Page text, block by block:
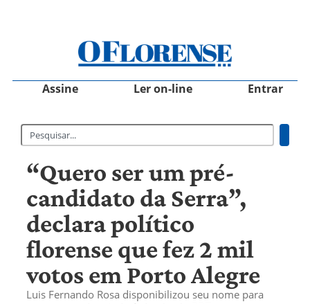
Assine Ler on-line Entrar
“Quero ser um pré-
candidato da Serra”,
declara político
florense que fez 2 mil
votos em Porto Alegre
Luis Fernando Rosa disponibilizou seu nome para